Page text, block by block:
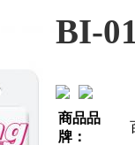
BI-
商品品
牌：